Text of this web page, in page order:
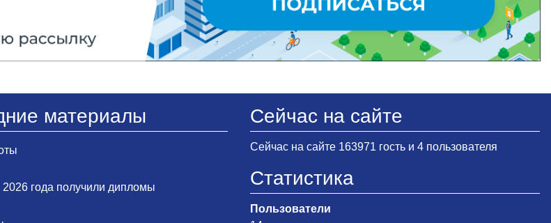
материалы
2026 года получили дипломы
Сейчас на сайте
Сейчас на сайте 163971 гость и 4 пользователя
Статистика
Пользователи